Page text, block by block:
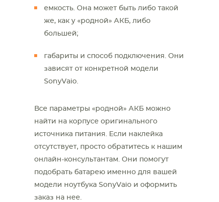
емкость. Она может быть либо такой
же, как у «родной» АКБ, либо
большей;
габариты и способ подключения. Они
зависят от конкретной модели
SonyVaio.
Все параметры «родной» АКБ можно
найти на корпусе оригинального
источника питания. Если наклейка
отсутствует, просто обратитесь к нашим
онлайн-консультантам. Они помогут
подобрать батарею именно для вашей
модели ноутбука SonyVaio и оформить
заказ на нее.